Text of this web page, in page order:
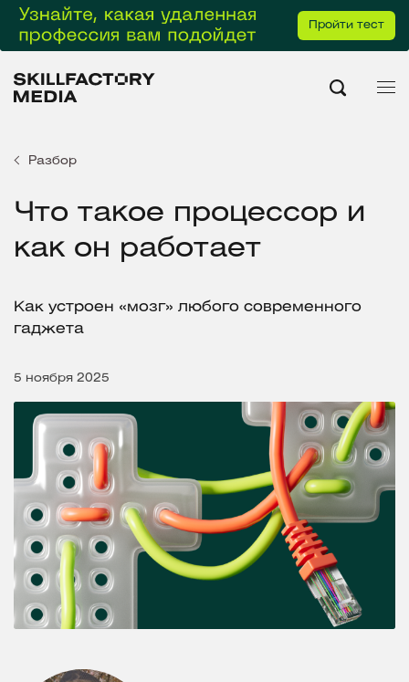
Пройти тест
Разбор
Что такое процессор и
как он работает
Как устроен «мозг» любого современного
гаджета
5 ноября 2025